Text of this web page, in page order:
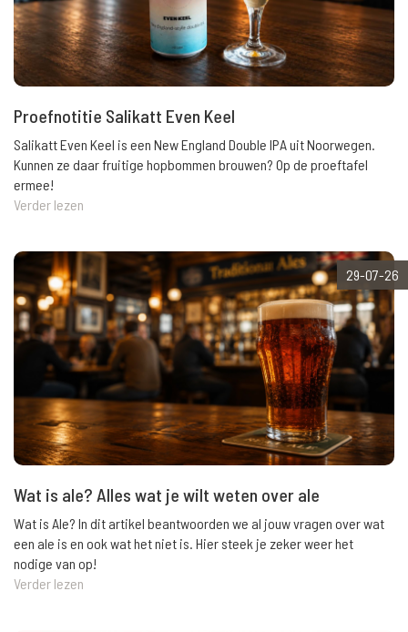
Proefnotitie Salikatt Even Keel
Salikatt Even Keel is een New England Double IPA uit Noorwegen.
Kunnen ze daar fruitige hopbommen brouwen? Op de proeftafel
ermee!
Verder lezen
29-07-26
Wat is ale? Alles wat je wilt weten over ale
Wat is Ale? In dit artikel beantwoorden we al jouw vragen over wat
een ale is en ook wat het niet is. Hier steek je zeker weer het
nodige van op!
Verder lezen